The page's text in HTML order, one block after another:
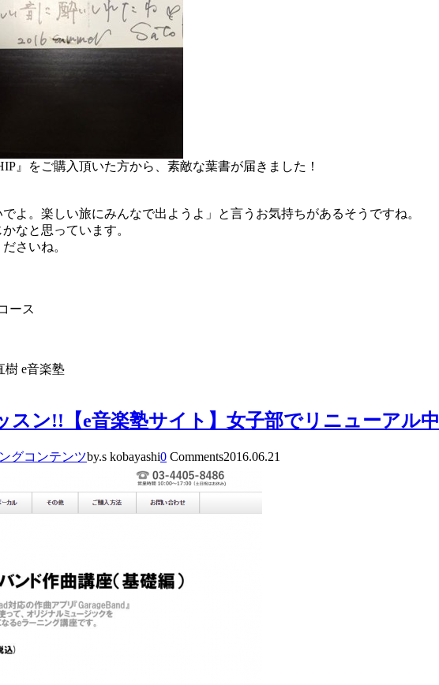
』をご購入頂いた方から、素敵な葉書が届きました！
よ。楽しい旅にみんなで出ようよ」と言うお気持ちがあるそうですね。
なと思っています。
さいね。
ース
樹 e音楽塾
スン!!【e音楽塾サイト】女子部でリニューアル中
グコンテンツby.s kobayashi0 Comments2016.06.21